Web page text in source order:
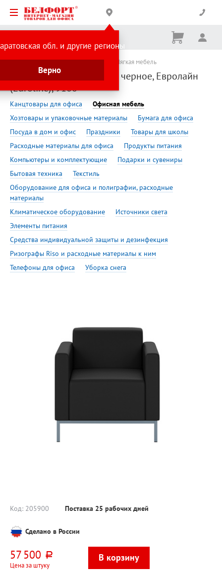
обл. и другие регионы
Верно
Корзина
Ничего
Сделано в России Офисная мебель Мягкая мебель
Кресло Евро 2.0, кожзам, черное, Евролайн
(Euroline), 9100
Канцтовары для офиса
Офисная мебель
Хозтовары и упаковочные материалы
Бумага для офиса
Посуда в дом и офис
Праздники
Товары для школы
Расходные материалы для офиса
Продукты питания
Компьютеры и комплектующие
Подарки и сувениры
Бытовая техника
Текстиль
Оборудование для офиса и полиграфии, расходные
материалы
Климатическое оборудование
Источники света
Элементы питания
Средства индивидуальной защиты и дезинфекция
Ризографы Riso и расходные материалы к ним
Телефоны для офиса
Уборка снега
Код: 205900 Поставка 25 рабочих дней
Сделано в России
57 500 руб.
Цена за штуку